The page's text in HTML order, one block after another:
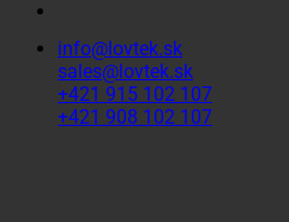
info@lovtek.sk
sales@lovtek.sk
+421 915 102 107
+421 908 102 107